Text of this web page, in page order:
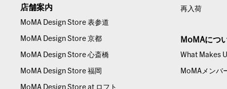
店舗案内
MoMA Design Store 表参道
MoMA Design Store 京都
MoMA Design Store 心斎橋
MoMA Design Store 福岡
MoMA Design Store at ロフト
再入荷
MoMAにつ
What Makes
MoMAメンバ